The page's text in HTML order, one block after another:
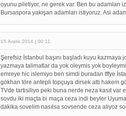
oyunu piletiyor, ne gerek var. Ben bu adamları
Bursaspora yakışan adamları istiyoruz. Asi
15 Aralık 2014 | 00:11
Şerefsiz İstanbul başını başladı kuyu
yazmaya talimatlar da yok oleymis yok
emreye hic islemiyo ben simdi buradan tffye
gökhan töre antepli topçuya dirsek attı hakem
TVde tartisiliyo peki buna nerde neza kasıt var
sovdu iki maçta bi maça ceza indi beyler
dakika sovelim nasılsa sovsende ceza aliyoz